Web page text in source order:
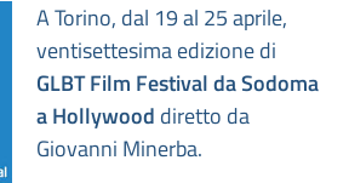
A Torino, dal 19 al 25 aprile,
ventisettesima edizione di
GLBT Film Festival da Sodoma
a Hollywood diretto da
Giovanni Minerba.